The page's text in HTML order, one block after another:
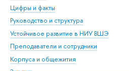
Цифры и факты
Руководство и структура
Устойчивое развитие в НИУ ВШЭ
Преподаватели и сотрудники
Корпуса и общежития